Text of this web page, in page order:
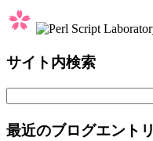
サイト内検索
最近のブログエントリ